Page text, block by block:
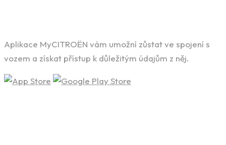
Aplikace MyCITROËN vám umožní zůstat ve spojení s
vozem a získat přístup k důležitým údajům z něj.